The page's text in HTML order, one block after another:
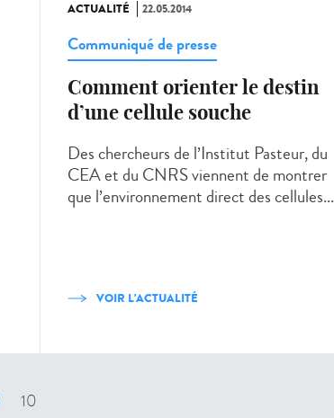
ACTUALITÉ 22.05.2014
Communiqué de presse
Comment orienter le destin
d’une cellule souche
Des chercheurs de l’Institut Pasteur, du
CEA et du CNRS viennent de montrer
que l’environnement direct des cellules...
VOIR L'ACTUALITÉ
10